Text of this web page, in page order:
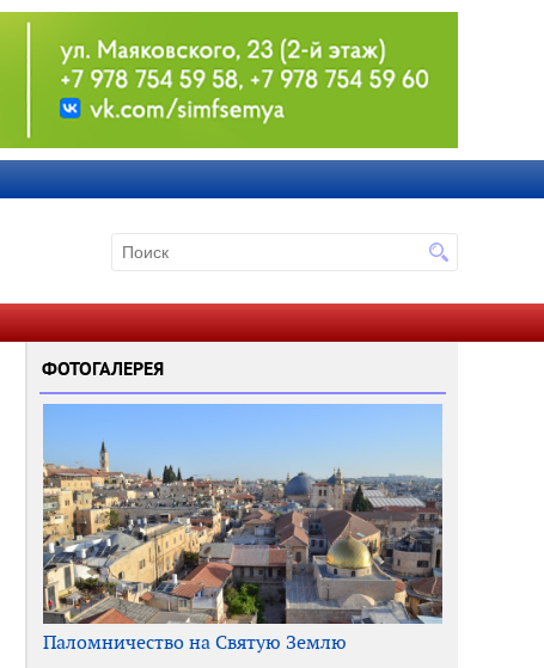
ФОТОГАЛЕРЕЯ
Паломничество на Святую Землю